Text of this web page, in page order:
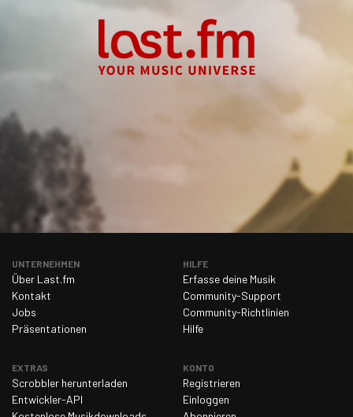
UNTERNEHMEN
Über Last.fm
Kontakt
Jobs
Präsentationen
HILFE
Erfasse deine Musik
Community-Support
Community-Richtlinien
Hilfe
EXTRAS
Scrobbler herunterladen
Entwickler-API
KONTO
Registrieren
Einloggen